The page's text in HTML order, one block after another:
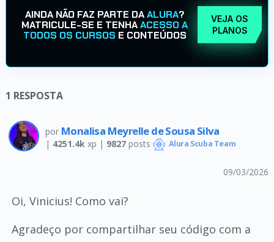
AINDA NÃO FAZ PARTE DAALURA?
MATRICULE-SE E TENHAACESSO A
TODOS OS CURSOS E CONTEÚDOS
VEJA OS
PLANOS
1 RESPOSTA
por Monalisa Meyrelle de Sousa Silva
| 4251.4k xp | 9827posts Alura Scuba Team
09/03/2026
Oi, Vinicius! Como vai?
Agradeço por compartilhar seu código com a